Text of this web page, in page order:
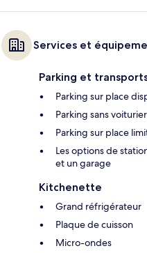
Services et
Parking et
Parking sur place
Parking sans
Parking sur place
Les options de
et un garage
Kitchenette
Grand réfrigérateur
Plaque de cuisson
Micro-ondes